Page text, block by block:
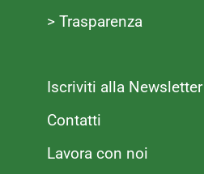
> Trasparenza
Iscriviti alla Newsletter
Contatti
Lavora con noi